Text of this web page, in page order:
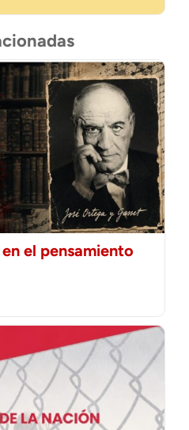
el pensamiento